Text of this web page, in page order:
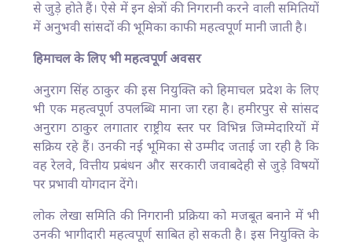
से जुड़े होते हैं। ऐसे में इन क्षेत्रों की निगरानी करने वाली समितियों
में अनुभवी सांसदों की भूमिका काफी महत्वपूर्ण मानी जाती है।
हिमाचल के लिए भी महत्वपूर्ण अवसर
अनुराग सिंह ठाकुर की इस नियुक्ति को हिमाचल प्रदेश के लिए
भी एक महत्वपूर्ण उपलब्धि माना जा रहा है। हमीरपुर से सांसद
अनुराग ठाकुर लगातार राष्ट्रीय स्तर पर विभिन्न जिम्मेदारियों में
सक्रिय रहे हैं। उनकी नई भूमिका से उम्मीद जताई जा रही है कि
वह रेलवे, वित्तीय प्रबंधन और सरकारी जवाबदेही से जुड़े विषयों
पर प्रभावी योगदान देंगे।
लोक लेखा समिति की निगरानी प्रक्रिया को मजबूत बनाने में भी
उनकी भागीदारी महत्वपूर्ण साबित हो सकती है। इस नियुक्ति के